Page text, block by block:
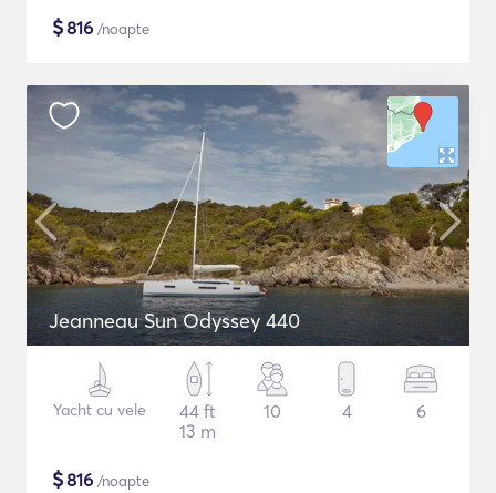
$816 /noapte
Jeanneau Sun Odyssey 440
Yacht cu vele
44 ft
13 m
10 4 6
$816 /noapte